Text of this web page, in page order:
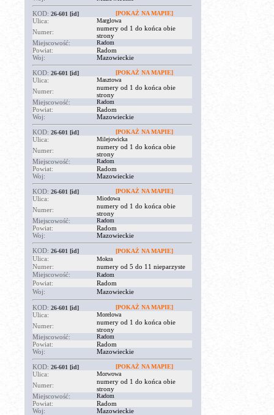
KOD: 26-601 [id] [POKAŻ NA MAPIE]
Ulica: Marglowa
Numer:
numery od 1 do końca obie
strony
Miejscowość:
Radom
Powiat:
Radom
Woj:
Mazowieckie
KOD: 26-601 [id] [POKAŻ NA MAPIE]
Ulica: Masztowa
Numer:
numery od 1 do końca obie
strony
Miejscowość:
Radom
Powiat:
Radom
Woj:
Mazowieckie
KOD: 26-601 [id] [POKAŻ NA MAPIE]
Ulica: Milejowicka
Numer:
numery od 1 do końca obie
strony
Miejscowość:
Radom
Powiat:
Radom
Woj:
Mazowieckie
KOD: 26-601 [id] [POKAŻ NA MAPIE]
Ulica: Miodowa
Numer:
numery od 1 do końca obie
strony
Miejscowość:
Radom
Powiat:
Radom
Woj:
Mazowieckie
KOD: 26-601 [id] [POKAŻ NA MAPIE]
Ulica: Mokra
Numer:
numery od 5 do 11 nieparzyste
Miejscowość:
Radom
Powiat:
Radom
Woj:
Mazowieckie
KOD: 26-601 [id] [POKAŻ NA MAPIE]
Ulica: Morelowa
Numer:
numery od 1 do końca obie
strony
Miejscowość:
Radom
Powiat:
Radom
Woj:
Mazowieckie
KOD: 26-601 [id] [POKAŻ NA MAPIE]
Ulica: Morwowa
Numer:
numery od 1 do końca obie
strony
Miejscowość:
Radom
Powiat:
Radom
Woj:
Mazowieckie